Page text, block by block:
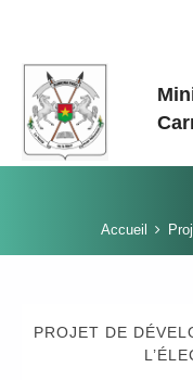
Vous êtes ici:Accueil
PROJET DE